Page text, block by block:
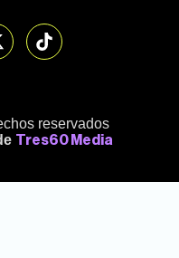
reservados
Tres60 Media